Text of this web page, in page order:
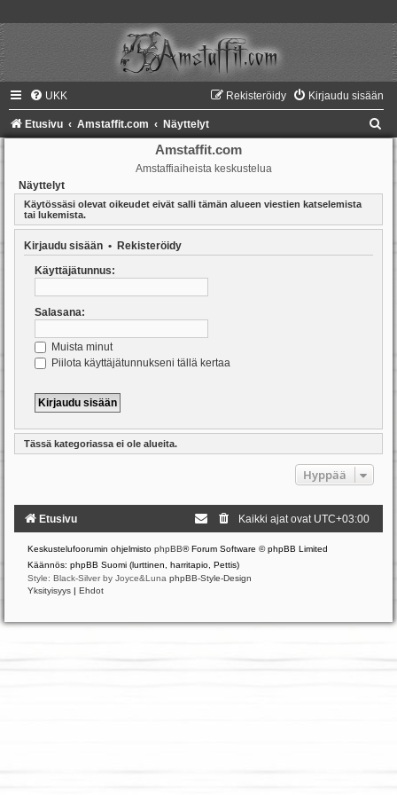
UKK Kirjaudu sisään
Rekisteröidy
Etusivu Amstaffit.com Näyttelyt
Amstaffit.com
Amstaffiaiheista keskustelua
Näyttelyt
Käytössäsi olevat oikeudet eivät salli tämän alueen viestien katselemista
tai lukemista.
Kirjaudu sisään • Rekisteröidy
Käyttäjätunnus:
Salasana:
Muista minut
Piilota käyttäjätunnukseni tällä kertaa
Tässä kategoriassa ei ole alueita.
Hyppää
Etusivu Kaikki ajat ovat UTC+03:00
Keskustelufoorumin ohjelmisto phpBB® Forum Software © phpBB Limited
Käännös: phpBB Suomi (lurttinen, harritapio, Pettis)
Style: Black-Silver by Joyce&Luna phpBB-Style-Design
Yksityisyys | Ehdot